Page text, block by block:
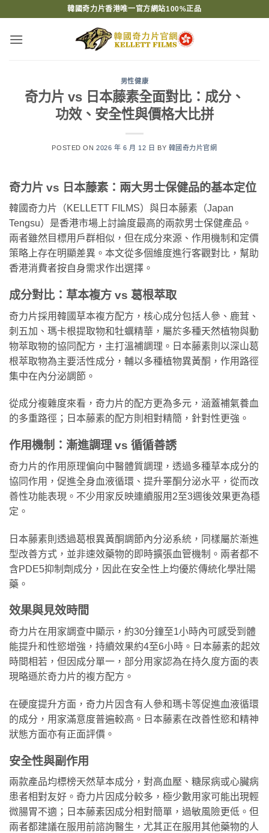
content
韓國奇力片香港唯一官方網站100%正品
男性健康
奇力片 vs 日本藤素全面對比：成分、
功效、安全性與價格大比拼
POSTED ON2026 年 6 月 12 日 BY 韓國奇力片官網
奇力片 vs 日本藤素：兩大男士保健品的基本定位
韓國奇力片（KELLETT FILMS）與日本藤素（Japan
Tengsu）是香港市場上討論度最高的兩款男士保健產品。
兩者雖然目標用戶群相似，但在成分來源、作用機制和定價
策略上存在明顯差異。本文從多個維度進行客觀對比，幫助
香港消費者按自身需求作出選擇。
成分對比：草本複方 vs 葛根萃取
奇力片採用韓國草本複方配方，核心成分包括人參、鹿茸、
刺五加、瑪卡根提取物和牡蠣精華，屬於多種天然植物與動
物萃取物的協同配方，主打溫補調理。日本藤素則以深山葛
根萃取物為主要活性成分，輔以多種植物異黃酮，作用路徑
集中在內分泌調節。
從成分複雜度來看，奇力片的配方更為多元，涵蓋補氣養血
的多重路徑；日本藤素的配方則相對精簡，針對性更強。
作用機制：漸進調理 vs 循循善誘
奇力片的作用原理偏向中醫體質調理，透過多種草本成分的
協同作用，促進全身血液循環、提升睪酮分泌水平，從而改
善性功能表現。不少用家反映連續服用2至3週後效果更為穩
定。
日本藤素則透過葛根異黃酮調節內分泌系統，同樣屬於漸進
型改善方式，並非速效藥物的即時擴張血管機制。兩者都不
含PDE5抑制劑成分，因此在安全性上均優於傳統化學壯陽
藥。
效果與見效時間
奇力片在用家調查中顯示，約30分鐘至1小時內可感受到體
能提升和性慾增強，持續效果約4至6小時。日本藤素的起效
時間相若，但因成分單一，部分用家認為在持久度方面的表
現略遜於奇力片的複方配方。
在硬度提升方面，奇力片因含有人參和瑪卡等促進血液循環
的成分，用家滿意度普遍較高。日本藤素在改善性慾和精神
狀態方面亦有正面評價。
安全性與副作用
兩款產品均標榜天然草本成分，對高血壓、糖尿病或心臟病
患者相對友好。奇力片因成分較多，極少數用家可能出現輕
微腸胃不適；日本藤素因成分相對簡單，過敏風險更低。但
兩者都建議在服用前諮詢醫生，尤其正在服用其他藥物的人